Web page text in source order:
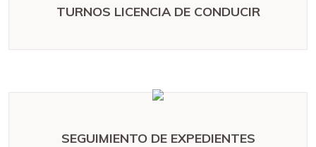
TURNOS LICENCIA DE CONDUCIR
SEGUIMIENTO DE EXPEDIENTES